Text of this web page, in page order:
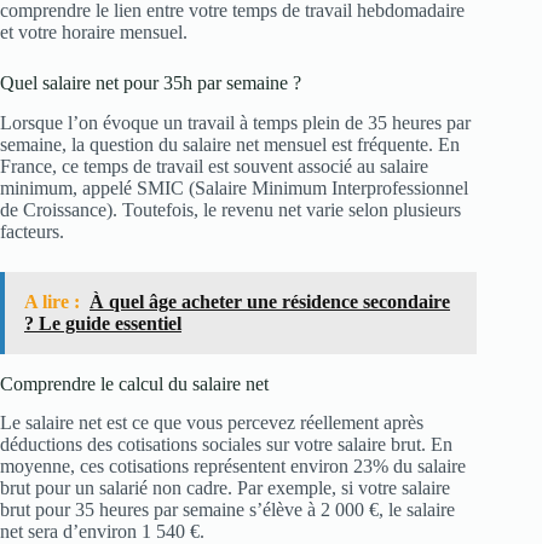
comprendre le lien entre votre temps de travail hebdomadaire
et votre horaire mensuel.
Quel salaire net pour 35h par semaine ?
Lorsque l’on évoque un travail à temps plein de 35 heures par
semaine, la question du salaire net mensuel est fréquente. En
France, ce temps de travail est souvent associé au salaire
minimum, appelé SMIC (Salaire Minimum Interprofessionnel
de Croissance). Toutefois, le revenu net varie selon plusieurs
facteurs.
A lire : À quel âge acheter une résidence secondaire
? Le guide essentiel
Comprendre le calcul du salaire net
Le salaire net est ce que vous percevez réellement après
déductions des cotisations sociales sur votre salaire brut. En
moyenne, ces cotisations représentent environ 23% du salaire
brut pour un salarié non cadre. Par exemple, si votre salaire
brut pour 35 heures par semaine s’élève à 2 000 €, le salaire
net sera d’environ 1 540 €.